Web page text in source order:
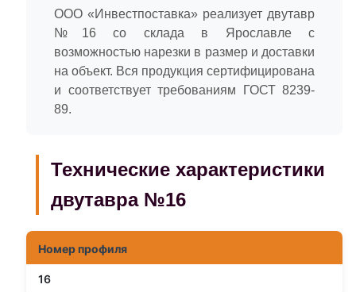
ООО «Инвестпоставка» реализует двутавр
№16 со склада в Ярославле с
возможностью нарезки в размер и доставки
на объект. Вся продукция сертифицирована
и соответствует требованиям ГОСТ 8239-
89.
Технические характеристики
двутавра №16
Номер профиля
16